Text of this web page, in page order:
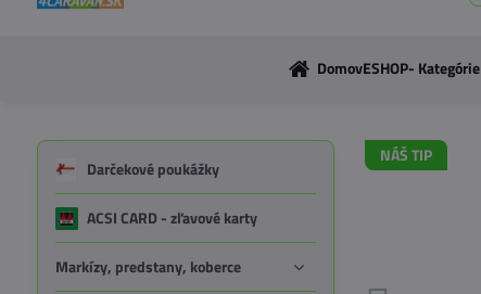
DomovESHOP- Kategórie
NÁŠ TIP
Darčekové poukážky
ACSI CARD - zľavové karty
Markízy, predstany, koberce